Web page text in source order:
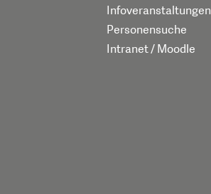
Infoveranstaltungen
Personensuche
Intranet / Moodle